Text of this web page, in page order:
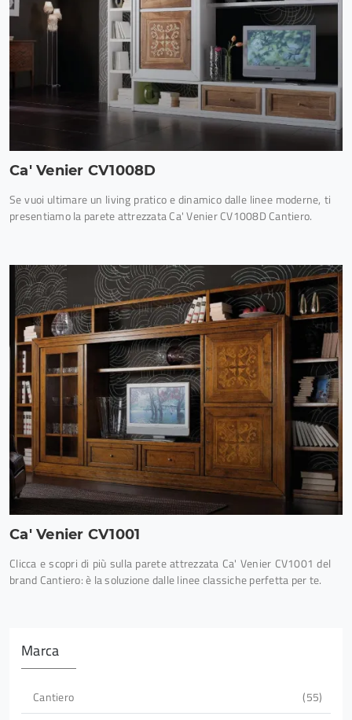
Marca
Cantiero
55
Ca' Venier CV1008D
Se vuoi ultimare un living pratico e dinamico dalle linee moderne, ti
presentiamo la parete attrezzata Ca' Venier CV1008D Cantiero.
Ca' Venier CV1001
Clicca e scopri di più sulla parete attrezzata Ca' Venier CV1001 del
brand Cantiero: è la soluzione dalle linee classiche perfetta per te.